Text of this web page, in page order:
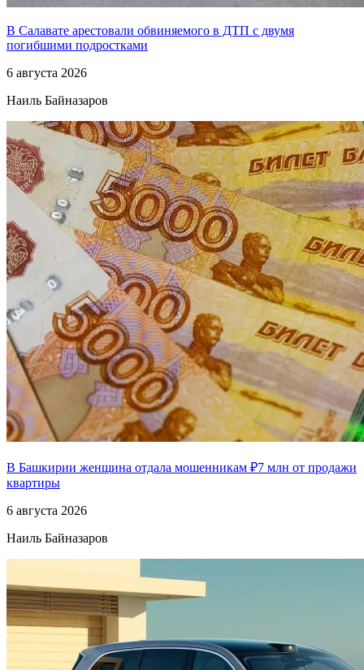
В Салавате арестовали обвиняемого в ДТП с двумя
погибшими подростками
6 августа 2026
Наиль Байназаров
В Башкирии женщина отдала мошенникам ₽7 млн от продажи
квартиры
6 августа 2026
Наиль Байназаров